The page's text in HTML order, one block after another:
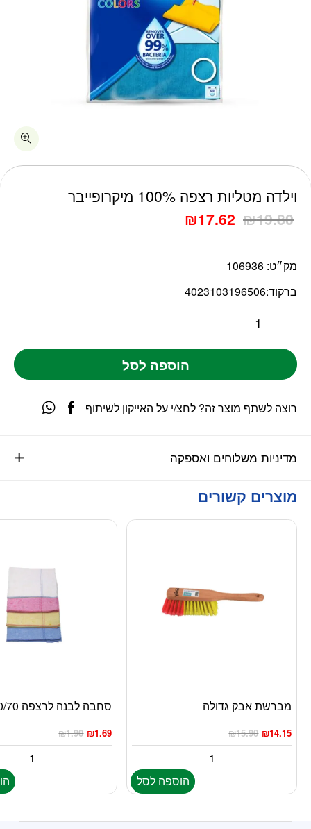
וילדה מטליות רצפה 100% מיקרופייבר
₪19.80
₪17.62
מק״ט: 106936
ברקוד:4023103196506
כמות וילדה מטליות רצפה 100% מיקרופייבר
הוספה לסל
מדיניות משלוחים ואספקה
רוצה לשתף מוצר זה? לחצ/י על האייקון לשיתוף
מוצרים קשורים
מברשת אבק גדולה
₪15.90 ₪14.15
הוספה לסל
סחבה לבנה לרצפה 50/70ס”מ
₪1.90 ₪1.69